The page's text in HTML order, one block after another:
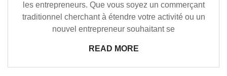
les entrepreneurs. Que vous soyez un commerçant
traditionnel cherchant à étendre votre activité ou un
nouvel entrepreneur souhaitant se
READ MORE